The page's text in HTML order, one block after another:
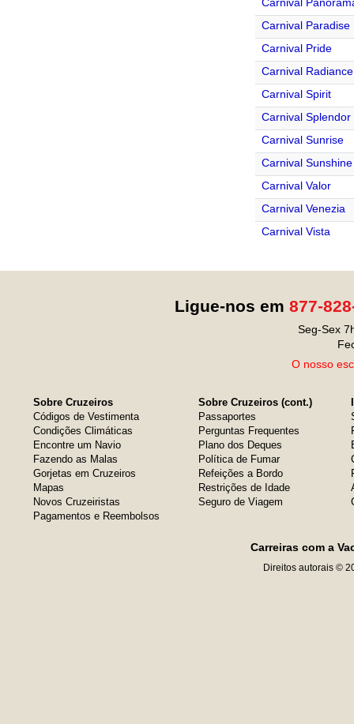
Carnival Paradise
Carnival Pride
Carnival Radiance
Carnival Spirit
Carnival Splendor
Carnival Sunrise
Carnival Sunshine
Carnival Valor
Carnival Venezia
Carnival Vista
Ligue-nos em 877-
Seg-Sex
O nosso
Sobre Cruzeiros
Códigos de Vestimenta
Condições Climáticas
Encontre um Navio
Fazendo as Malas
Gorjetas em Cruzeiros
Mapas
Novos Cruzeiristas
Pagamentos e Reembolsos
Sobre Cruzeiros (cont.)
Passaportes
Perguntas Frequentes
Plano dos Deques
Política de Fumar
Refeições a Bordo
Restrições de Idade
Seguro de Viagem
Carreiras com a
Direitos autorais ©